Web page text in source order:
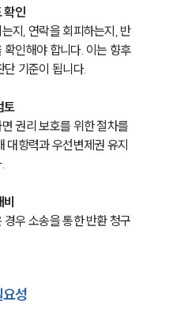
개
개
강점
너 로펌
소리
검색
륜
례
사례
최신동향
식인
후기
확인
지, 연락을 회피하는지, 반
인해야 합니다. 이는 향후
기준이 됩니다.
토
권리 보호를 위한 절차를
대항력과 우선변제권 유지
우 소송을 통한 반환 청구
성